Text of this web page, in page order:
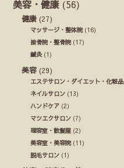
美容・健康 (56)
健康 (27)
マッサージ・整体院(16)
接骨院・整骨院(17)
鍼灸(1)
美容 (29)
エステサロン・ダイエット・化粧品
ネイルサロン (13)
ハンドケア (2)
マツエクサロン (7)
理容室・散髪屋 (2)
美容室・美容院(11)
脱毛サロン (1)